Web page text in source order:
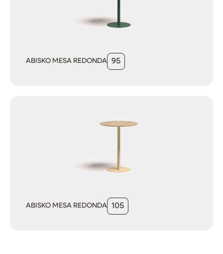
ABISKO MESA REDONDA 95
ABISKO MESA REDONDA 105